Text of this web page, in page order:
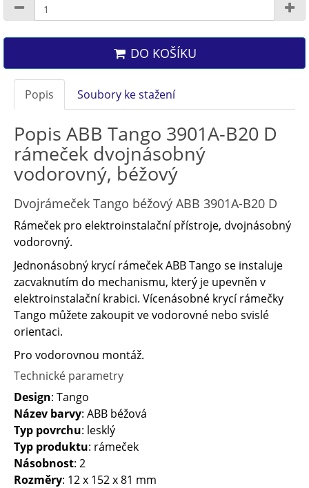
DO KOŠÍKU
Popis Soubory ke stažení
Popis ABB Tango 3901A-B20 D
rámeček dvojnásobný
vodorovný, béžový
Dvojrámeček Tango béžový ABB 3901A-B20 D
Rámeček pro elektroinstalační přístroje, dvojnásobný
vodorovný.
Jednonásobný krycí rámeček ABB Tango se instaluje
zacvaknutím do mechanismu, který je upevněn v ​
elektroinstalační krabici. Vícenásobné krycí rámečky
Tango můžete zakoupit ve vodorovné nebo svislé
orientaci.
Pro vodorovnou montáž.
Technické parametry
Design: Tango
Název barvy: ABB béžová
Typ povrchu: lesklý
Typ produktu: rámeček
Násobnost: 2
Rozměry: 12 x 152 x 81 mm